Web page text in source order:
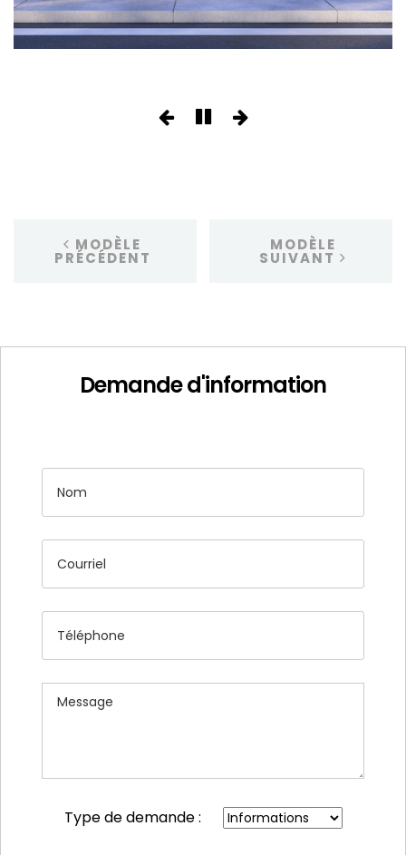
MODÈLE
PRÉCÉDENT
MODÈLE
SUIVANT
Demande d'information
Type de demande :